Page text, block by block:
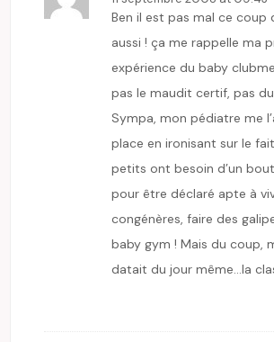
Ben il est pas mal ce coup
aussi ! ça me rappelle ma
expérience du baby
pas le maudit certif, pas
Sympa, mon pédiatre me
place en ironisant sur le
petits ont besoin d’un
pour être déclaré apte à
congénères, faire des
baby gym ! Mais du coup,
datait du jour même…la